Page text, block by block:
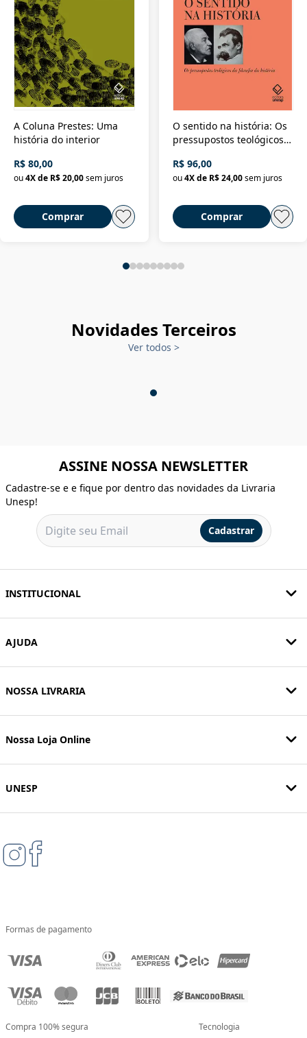
A Coluna Prestes: Uma
história do interior
R$ 80,00
ou4X de R$ 20,00sem juros
Comprar
O sentido na história: Os
pressupostos teológicos
R$ 96,00
ou 4X de R$ 24,00 sem juros
Comprar
Novidades Terceiros
Ver todos >
ASSINE NOSSA NEWSLETTER
Cadastre-se e e fique por dentro das novidades da Livraria
Unesp!
Cadastrar
INSTITUCIONAL
AJUDA
NOSSA LIVRARIA
Nossa Loja Online
UNESP
Formas de pagamento
Compra 100% segura Tecnologia